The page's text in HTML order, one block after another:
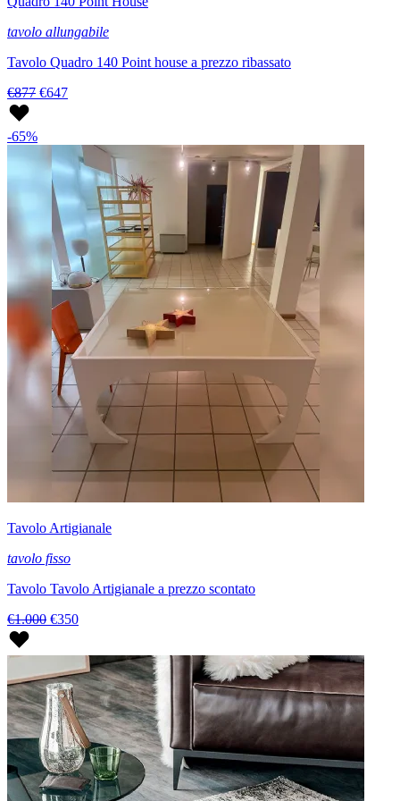
tavolo allungabile
Tavolo Quadro 140 Point house a prezzo ribassato
€877 €647
-65%
Tavolo Artigianale
tavolo fisso
Tavolo Tavolo Artigianale a prezzo scontato
€1.000 €350